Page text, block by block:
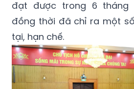
đạt được trong 6 tháng
đồng thời đã chỉ ra một
tại, hạn chế.